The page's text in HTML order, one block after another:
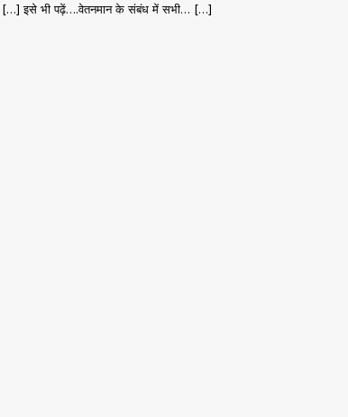
[…] इसे भी पढ़ें….वेतनमान के संबंध में सभी… […]